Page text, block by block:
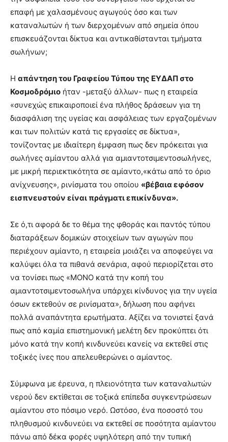
επαφή με χαλασμένους αγωγούς όσο και των
καταναλωτών ή των διερχομένων από σημεία όπου
επισκευάζονται δίκτυα και αντικαθίστανται τμήματα
σωλήνων;
Η απάντηση του Γραφείου Τύπου της ΕΥΔΑΠ στο
Κοσμοδρόμιο ήταν -μεταξύ άλλων- πως η εταιρεία
«συνεχώς επικαιροποιεί ένα πλήθος δράσεων για τη
διασφάλιση της υγείας και ασφάλειας των εργαζομένων
και των πολιτών κατά τις εργασίες σε δίκτυα»,
τονίζοντας με ιδιαίτερη έμφαση πως δεν πρόκειται για
σωλήνες αμίαντου αλλά για αμιαντοτσιμεντοσωλήνες,
με μικρή περιεκτικότητα σε αμίαντο,«κάτω από το όριο
ανίχνευσης», ρινίσματα του οποίου «βέβαια εφόσον
εισπνευστούν είναι πράγματι επικίνδυνα».
Σε ό,τι αφορά δε το θέμα της φθοράς και παντός τύπου
διαταράξεων δομικών στοιχείων των αγωγών που
περιέχουν αμίαντο, η εταιρεία μοιάζει να αποφεύγει να
καλύψει όλα τα πιθανά σενάρια, αφού περιορίζεται στο
να τονίσει πως «ΜΟΝΟ κατά την κοπή του
αμιαντοτσιμεντοσωλήνα υπάρχει κίνδυνος για την υγεία
όσων εκτεθούν σε ρινίσματα», δήλωση που αφήνει
πολλά αναπάντητα ερωτήματα. Αξίζει να τονιστεί ξανά
πως από καμία επιστημονική μελέτη δεν προκύπτει ότι
μόνο κατά την κοπή κινδυνεύει κανείς να εκτεθεί στις
τοξικές ίνες που απελευθερώνει ο αμίαντος.
Σύμφωνα με έρευνα, η πλειονότητα των καταναλωτών
νερού δεν εκτίθεται σε τοξικά επίπεδα συγκεντρώσεων
αμίαντου στο πόσιμο νερό. Ωστόσο, ένα ποσοστό του
πληθυσμού κινδυνεύει να εκτεθεί σε ποσότητα αμίαντου
πάνω από δέκα φορές υψηλότερη από την τυπική